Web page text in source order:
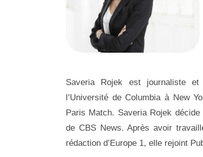
Saveria Rojek est journaliste
l’Université de Columbia à New
Paris Match. Saveria Rojek
de CBS News. Après avoir
rédaction d’Europe 1, elle rejoint